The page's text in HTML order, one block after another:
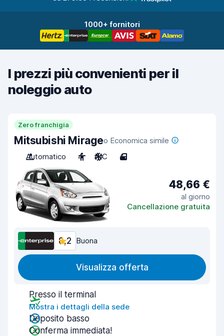
1000+ fornitori
I prezzi più convenienti per il
noleggio auto
Zero franchigia
Mitsubishi Mirageo Economica simile
Automatico
4 A/C 4
48,66 €
al giorno
Cancellazione gratuita
8,2 Buona
Visualizza offerta
Presso il terminal
Mostra i dettagli della sede
Deposito basso
Conferma immediata!